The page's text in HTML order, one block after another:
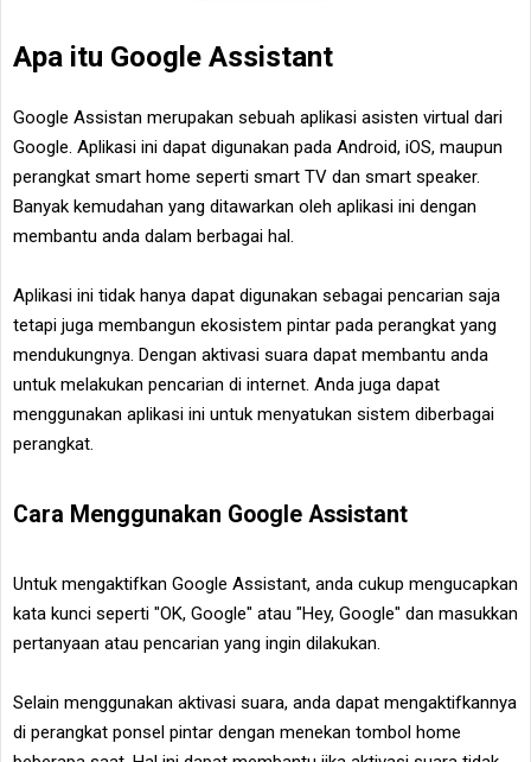
Apa itu Google Assistant
Google Assistan merupakan sebuah aplikasi asisten virtual dari
Google. Aplikasi ini dapat digunakan pada Android, iOS, maupun
perangkat smart home seperti smart TV dan smart speaker.
Banyak kemudahan yang ditawarkan oleh aplikasi ini dengan
membantu anda dalam berbagai hal.
Aplikasi ini tidak hanya dapat digunakan sebagai pencarian saja
tetapi juga membangun ekosistem pintar pada perangkat yang
mendukungnya. Dengan aktivasi suara dapat membantu anda
untuk melakukan pencarian di internet. Anda juga dapat
menggunakan aplikasi ini untuk menyatukan sistem diberbagai
perangkat.
Cara Menggunakan Google Assistant
Untuk mengaktifkan Google Assistant, anda cukup mengucapkan
kata kunci seperti "OK, Google" atau "Hey, Google" dan masukkan
pertanyaan atau pencarian yang ingin dilakukan.
Selain menggunakan aktivasi suara, anda dapat mengaktifkannya
di perangkat ponsel pintar dengan menekan tombol home